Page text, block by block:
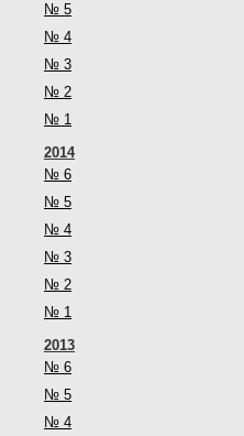
№ 5
№ 4
№ 3
№ 2
№ 1
2014
№ 6
№ 5
№ 4
№ 3
№ 2
№ 1
2013
№ 6
№ 5
№ 4